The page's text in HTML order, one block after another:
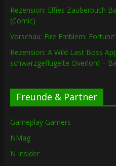
Rezension: Elfies Zauberbuch
(Comic)
Vorschau: Fire Emblem:
Rezension: A Wild Last Boss
schwarzgeflügelte Overlord –
Freunde & Partner
Gameplay Gamers
NMag
N Insider